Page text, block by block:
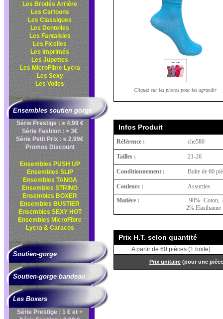
Les Brodés Arrière
Les Cartoons
Les Classiques
Les Dentelles
Les Fantaisies
Les Ficelles
Les Imprimés
Les Jupettes
Les MicroFibre Lycra
Les Sexy
Les Voiles
Ensembles soutien gorge
Série Prestige : ≥ 4.99 €
Série Fashion : > 3€
Série Petit Prix : ≤ 2.99€
Promos Discount
Ensembles PUSH UP
Ensembles SLIP
Ensembles TANGA
Ensembles STRING
Ensembles BOXER
Ensembles BUSTIER
Ensembles SEXY HOT
Ensembles MicroFibre
Lycra & Caracos
Soutien-gorge
Soutien-gorge bandeau
Les Boxers
Série Prestige : 1 € et +
Cliquez sur les photos pour les agrandir
Infos Produit
Référence : che580
Tailles : 21-26
Conditionnement : Boîte de 60
Couleurs :
Assorties
Matière :
90% Coton,
2% Elasthanne
Prix H.T. selon quantité
A partir de 60 pièces (1 boite)
Prix unitaire (pour une